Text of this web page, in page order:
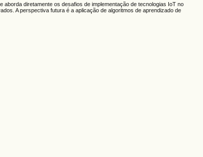
diretamente os desafios de implementação de tecnologias IoT no
A perspectiva futura é a aplicação de algoritmos de aprendizado de